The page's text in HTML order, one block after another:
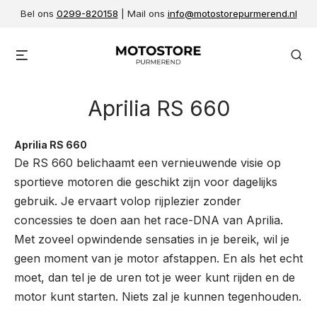
Skip
content
Bel ons 0299-820158 | Mail ons info@motostorepurmerend.nl
Aprilia RS 660
Aprilia RS 660
De RS 660 belichaamt een vernieuwende visie op
sportieve motoren die geschikt zijn voor dagelijks
gebruik. Je ervaart volop rijplezier zonder
concessies te doen aan het race-DNA van Aprilia.
Met zoveel opwindende sensaties in je bereik, wil je
geen moment van je motor afstappen. En als het echt
moet, dan tel je de uren tot je weer kunt rijden en de
motor kunt starten. Niets zal je kunnen tegenhouden.